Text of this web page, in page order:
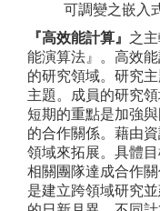
可調變之嵌入
『高效能計算』 之
能演算法』。高效
的研究領域。研究
主題。成員的研究
短期的重點是加強
的合作關係。藉由
領域來拓展。具體
相關團隊達成合作
是建立跨領域研究